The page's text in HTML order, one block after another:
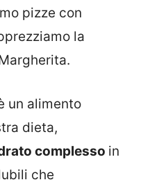
pizze con
la
un alimento
dieta,
complesso in
che